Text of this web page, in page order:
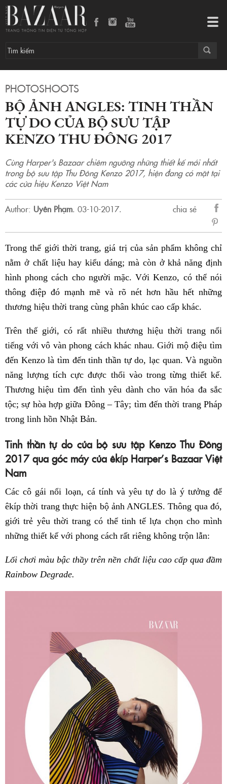
PHOTOSHOOTS
BỘ ẢNH ANGLES: TINH THẦN
TỰ DO CỦA BỘ SƯU TẬP
KENZO THU ĐÔNG 2017
Cùng Harper's Bazaar chiêm ngưỡng những thiết kế mới nhất
trong bộ sưu tập Thu Đông Kenzo 2017, hiện đang có mặt tại
các cửa hiệu Kenzo Việt Nam
Author: Uyên Phạm. 03-10-2017.
chia sẻ
sẻ
Trong thế giới thời trang, giá trị của sản phẩm không chỉ
nằm ở chất liệu hay kiểu dáng; mà còn ở khả năng định
hình phong cách cho người mặc. Với Kenzo, có thể nói
thông điệp đó mạnh mẽ và rõ nét hơn hầu hết những
thương hiệu thời trang cùng phân khúc cao cấp khác.
Trên thế giới, có rất nhiều thương hiệu thời trang nổi
tiếng với vô vàn phong cách khác nhau. Giới mộ điệu tìm
đến Kenzo là tìm đến tinh thần tự do, lạc quan. Và nguồn
năng lượng tích cực được thổi vào trong từng thiết kế.
Thương hiệu tìm đến tình yêu dành cho văn hóa đa sắc
tộc; sự hòa hợp giữa Đông – Tây; tìm đến thời trang Pháp
trong linh hồn Nhật Bản.
Tinh thần tự do của bộ sưu tập Kenzo Thu Đông
2017 qua góc máy của êkíp Harper’s Bazaar Việt
Nam
Các cô gái nổi loạn, cá tính và yêu tự do là ý tưởng để
êkíp thời trang thực hiện bộ ảnh ANGLES. Thông qua đó,
giới trẻ yêu thời trang có thể tinh tế lựa chọn cho mình
những thiết kế với phong cách rất riêng không trộn lẫn:
Lối chơi màu bậc thầy trên nền chất liệu cao cấp qua đầm
Rainbow Degrade.